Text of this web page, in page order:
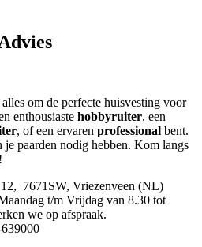
om de perfecte huisvesting voor
enthousiaste hobbyruiter, een
, of een ervaren professional bent.
paarden nodig hebben. Kom langs
7671SW, Vriezenveen (NL)
t/m Vrijdag van 8.30 tot
we op afspraak.